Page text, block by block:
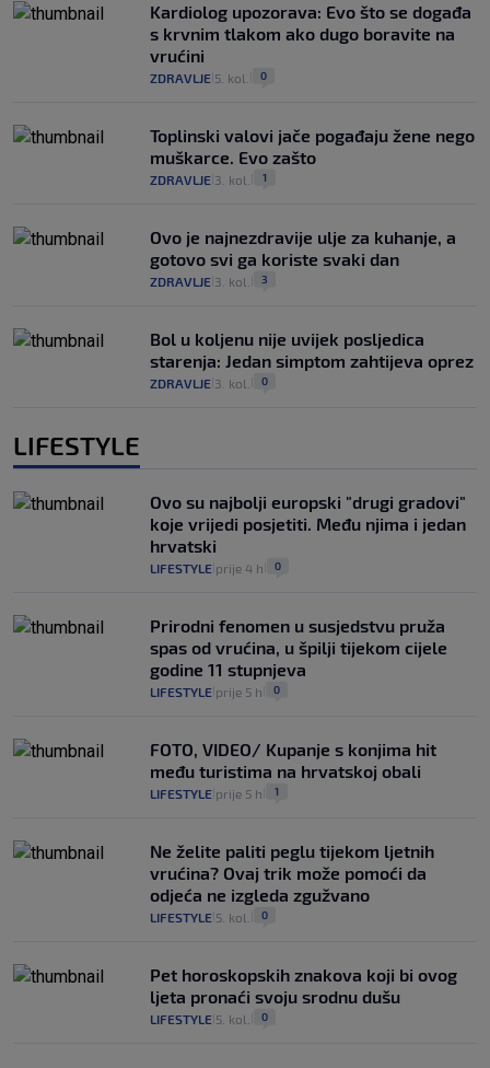
Kardiolog upozorava: Evo što se događa
s krvnim tlakom ako dugo boravite na
vrućini
ZDRAVLJE 5. kol. 0
Toplinski valovi jače pogađaju žene nego
muškarce. Evo zašto
ZDRAVLJE 3. kol. 1
Ovo je najnezdravije ulje za kuhanje, a
gotovo svi ga koriste svaki dan
ZDRAVLJE 3. kol. 3
Bol u koljenu nije uvijek posljedica
starenja: Jedan simptom zahtijeva oprez
ZDRAVLJE 3. kol. 0
LIFESTYLE
Ovo su najbolji europski "drugi gradovi"
koje vrijedi posjetiti. Među njima i jedan
hrvatski
LIFESTYLE prije 4 h 0
Prirodni fenomen u susjedstvu pruža
spas od vrućina, u špilji tijekom cijele
godine 11 stupnjeva
LIFESTYLE prije 5 h 0
FOTO, VIDEO/ Kupanje s konjima hit
među turistima na hrvatskoj obali
LIFESTYLE prije 5 h 1
Ne želite paliti peglu tijekom ljetnih
vrućina? Ovaj trik može pomoći da
odjeća ne izgleda zgužvano
LIFESTYLE 5. kol. 0
Pet horoskopskih znakova koji bi ovog
ljeta pronaći svoju srodnu dušu
LIFESTYLE 5. kol. 0